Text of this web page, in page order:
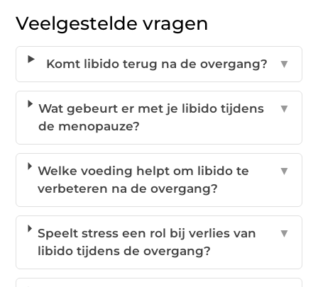
Veelgestelde vragen
Komt libido terug na de overgang? ▼
Wat gebeurt er met je libido tijdens
de menopauze?
▼
Welke voeding helpt om libido te
verbeteren na de overgang?
▼
Speelt stress een rol bij verlies van
libido tijdens de overgang?
▼